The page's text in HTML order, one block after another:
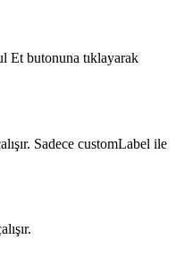
Et butonuna tıklayarak
Sadece customLabel ile